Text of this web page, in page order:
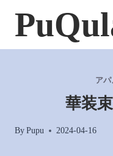
ア
華装
ByPupu 2024-04-16